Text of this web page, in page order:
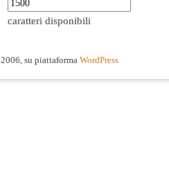
caratteri disponibili
2006, su piattaforma WordPress